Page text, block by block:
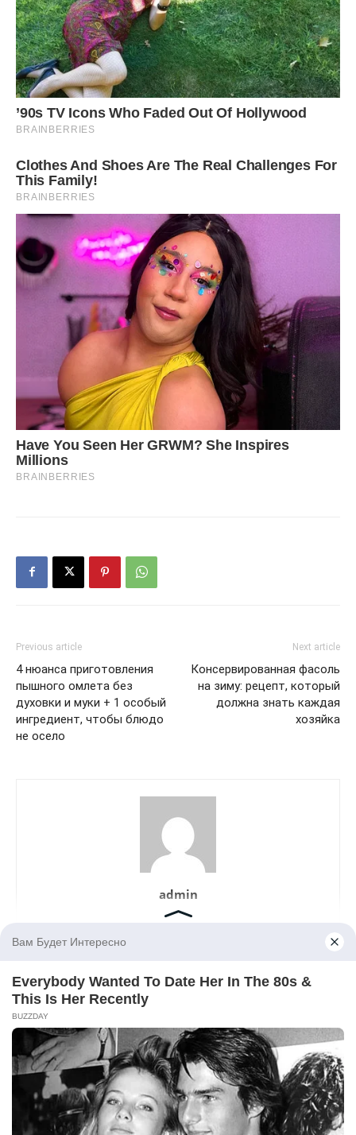
Previous article
4 нюанса приготовления
пышного омлета без
духовки и муки + 1 особый
ингредиент, чтобы блюдо
не осело
Next article
Консервированная фасоль
на зиму: рецепт, который
должна знать каждая
хозяйка
admin
LEAVE A REPLY
LOG IN TO LEAVE A COMMENT
© Newspaper WordPress Theme by TagDiv